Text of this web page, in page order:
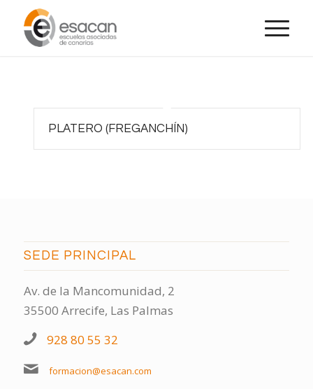
PLATERO (FREGANCHÍN)
SEDE PRINCIPAL
Av. de la Mancomunidad, 2
35500 Arrecife, Las Palmas
928 80 55 32
formacion@esacan.com